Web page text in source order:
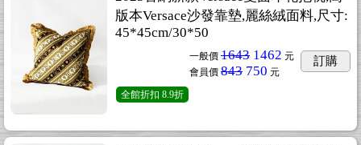
版本Versace沙發靠墊,麗絲絨面料,尺寸:
45*45cm/30*50
一般價 1643 1462 元
會員價 843 750 元
訂購
全館折扣 8.9折